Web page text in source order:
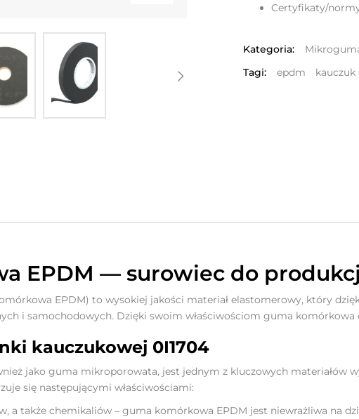
Certyfikaty/
Kategoria:
Tagi:
epdm
EPDM — surowiec do
EPDM) to wysokiej jakości materiał elastomerowy, który
i samochodowych. Dzięki swoim właściwościom guma
kauczukowej 0I1704
jako guma mikroporowata, jest jednym z kluczowych materiałów
się następującymi właściwościami:
a także chemikaliów – guma komórkowa EPDM jest niewrażliwa na